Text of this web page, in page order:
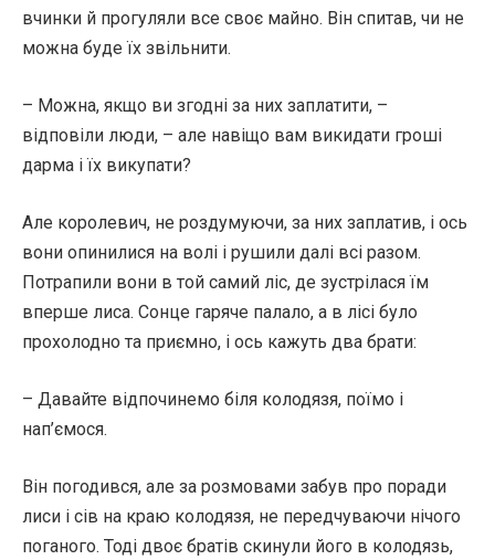
вчинки й прогуляли все своє майно. Він спитав, чи не
можна буде їх звільнити.
– Можна, якщо ви згодні за них заплатити, –
відповіли люди, – але навіщо вам викидати гроші
дарма і їх викупати?
Але королевич, не роздумуючи, за них заплатив, і ось
вони опинилися на волі і рушили далі всі разом.
Потрапили вони в той самий ліс, де зустрілася їм
вперше лиса. Сонце гаряче палало, а в лісі було
прохолодно та приємно, і ось кажуть два брати:
– Давайте відпочинемо біля колодязя, поїмо і
нап’ємося.
Він погодився, але за розмовами забув про поради
лиси і сів на краю колодязя, не передчуваючи нічого
поганого. Тоді двоє братів скинули його в колодязь,